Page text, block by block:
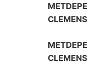
CLEMENS
CLEMENS